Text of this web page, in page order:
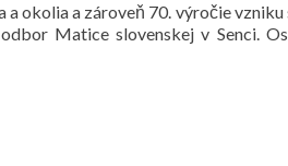
okolia a zároveň 70. výročie
Matice slovenskej v Senci.